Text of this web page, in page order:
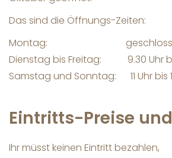
Das sind die Öffnungs-Zeiten:
Montag:
Dienstag bis Freitag: 9.30 Uhr
Samstag und Sonntag: 11 Uhr bis
Eintritts-Preise
Ihr müsst keinen Eintritt bezahlen,